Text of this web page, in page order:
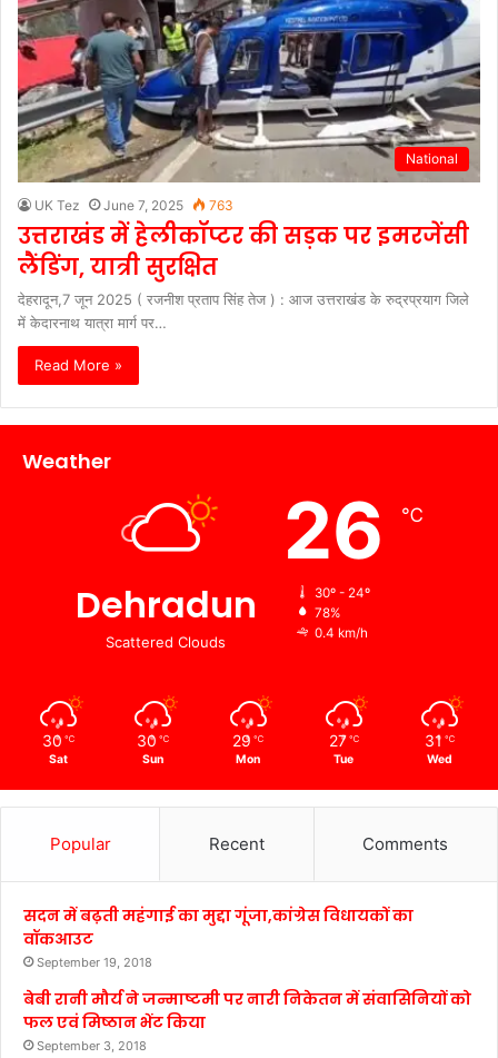
National
UK Tez June 7, 2025 763
उत्तराखंड में हेलीकॉप्टर की सड़क पर इमरजेंसी
लैंडिंग, यात्री सुरक्षित
देहरादून,7 जून 2025 ( रजनीश प्रताप सिंह तेज ) : आज उत्तराखंड के रुद्रप्रयाग जिले
में केदारनाथ यात्रा मार्ग पर…
Read More »
Weather
Dehradun
Scattered Clouds
26 ℃
30º - 24º
78%
0.4 km/h
30 ℃
Sat
30 ℃
Sun
29 ℃
Mon
27 ℃
Tue
31 ℃
Wed
Popular Recent Comments
सदन में बढ़ती महंगाई का मुद्दा गूंजा,कांग्रेस विधायकों का
वॉकआउट
September 19, 2018
बेबी रानी मौर्य ने जन्माष्टमी पर नारी निकेतन में संवासिनियों को
फल एवं मिष्ठान भेंट किया
September 3, 2018